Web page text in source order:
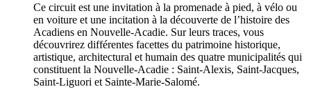
Ce circuit est une invitation à la promenade à pied, à vélo ou
en voiture et une incitation à la découverte de l’histoire des
Acadiens en Nouvelle-Acadie. Sur leurs traces, vous
découvrirez différentes facettes du patrimoine historique,
artistique, architectural et humain des quatre municipalités qui
constituent la Nouvelle-Acadie : Saint-Alexis, Saint-Jacques,
Saint-Liguori et Sainte-Marie-Salomé.